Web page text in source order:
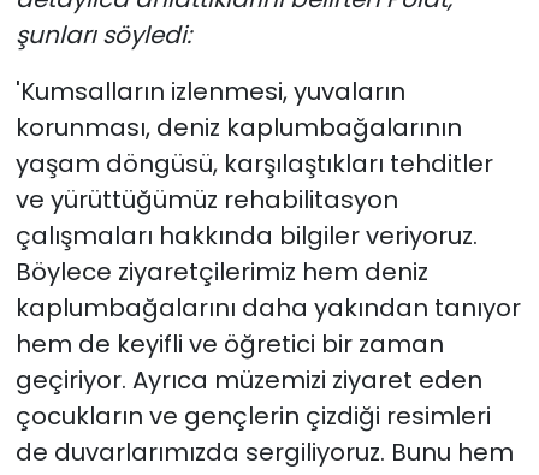
şunları söyledi:
'Kumsalların izlenmesi, yuvaların
korunması, deniz kaplumbağalarının
yaşam döngüsü, karşılaştıkları tehditler
ve yürüttüğümüz rehabilitasyon
çalışmaları hakkında bilgiler veriyoruz.
Böylece ziyaretçilerimiz hem deniz
kaplumbağalarını daha yakından tanıyor
hem de keyifli ve öğretici bir zaman
geçiriyor. Ayrıca müzemizi ziyaret eden
çocukların ve gençlerin çizdiği resimleri
de duvarlarımızda sergiliyoruz. Bunu hem